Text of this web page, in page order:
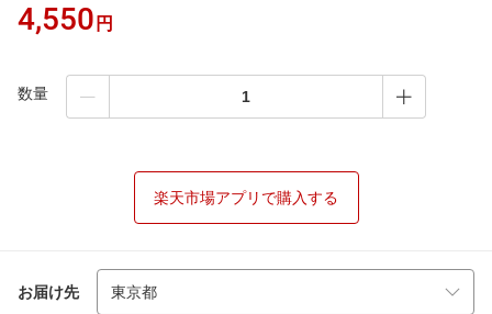
4,550 円
数量
楽天市場アプリで購入する
お届け先